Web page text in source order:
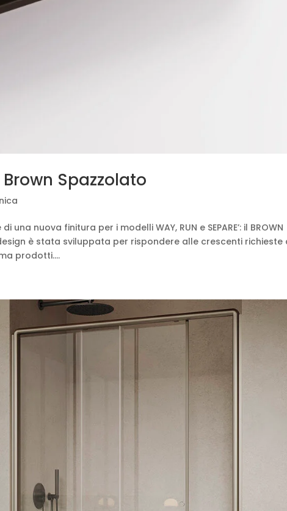
Spazzolato
nuova finitura per i modelli WAY, RUN e SEPARE’: il BROWN
è stata sviluppata per rispondere alle crescenti richieste
prodotti....